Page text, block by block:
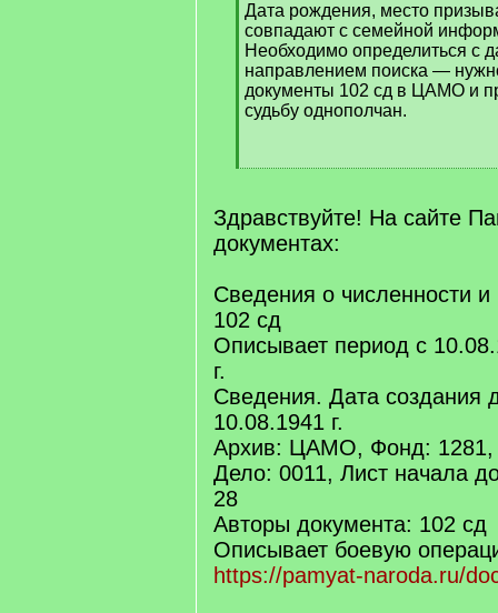
]
Дата рождения, место
совпадают с семейной
Необходимо определиться с
направлением поиска —
документы 102 сд в ЦАМО и
судьбу однополчан.
[
q
]
Здравствуйте! На сайте
документах:
Сведения о численности
102 сд
Описывает период с
г.
Сведения. Дата создания
10.08.1941 г.
Архив: ЦАМО, Фонд: 1281,
Дело: 0011, Лист начала
28
Авторы документа: 102 сд
Описывает боевую
https://pamyat-naroda.ru/